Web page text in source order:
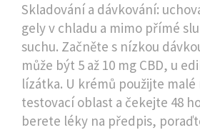
Skladování a dávkování:
gely v chladu a mimo přímé
suchu. Začněte s nízkou
může být 5 až 10 mg CBD, u
lízátka. U krémů použijte malé
testovací oblast a čekejte 48
berete léky na předpis,